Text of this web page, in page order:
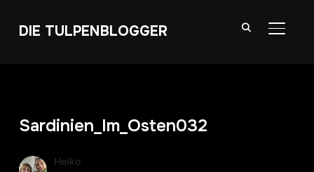
DIE TULPENBLOGGER
Sardinien_Im_Osten032
Heiko